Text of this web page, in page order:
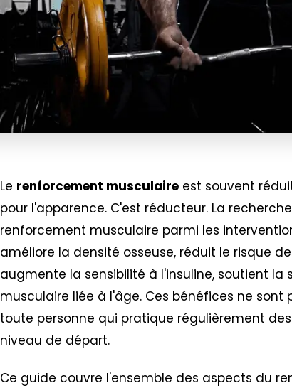
Le renforcement musculaire est souvent
pour l'apparence. C'est réducteur. La
renforcement musculaire parmi les
améliore la densité osseuse, réduit le risque
augmente la sensibilité à l'insuline, soutient
musculaire liée à l'âge. Ces bénéfices ne sont
toute personne qui pratique régulièrement
niveau de départ.
Ce guide couvre l'ensemble des aspects du